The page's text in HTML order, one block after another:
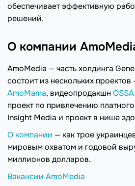
обеспечивает эффективную
решений.
О компании
AmoMedia — часть холдинга
состоит из нескольких
AmoMama, видеопродакшн OSSA
проект по привлечению
Insight Media и проект в нише
О компании — как трое
мировым охватом и годовой
миллионов долларов.
Вакансии AmoMedia